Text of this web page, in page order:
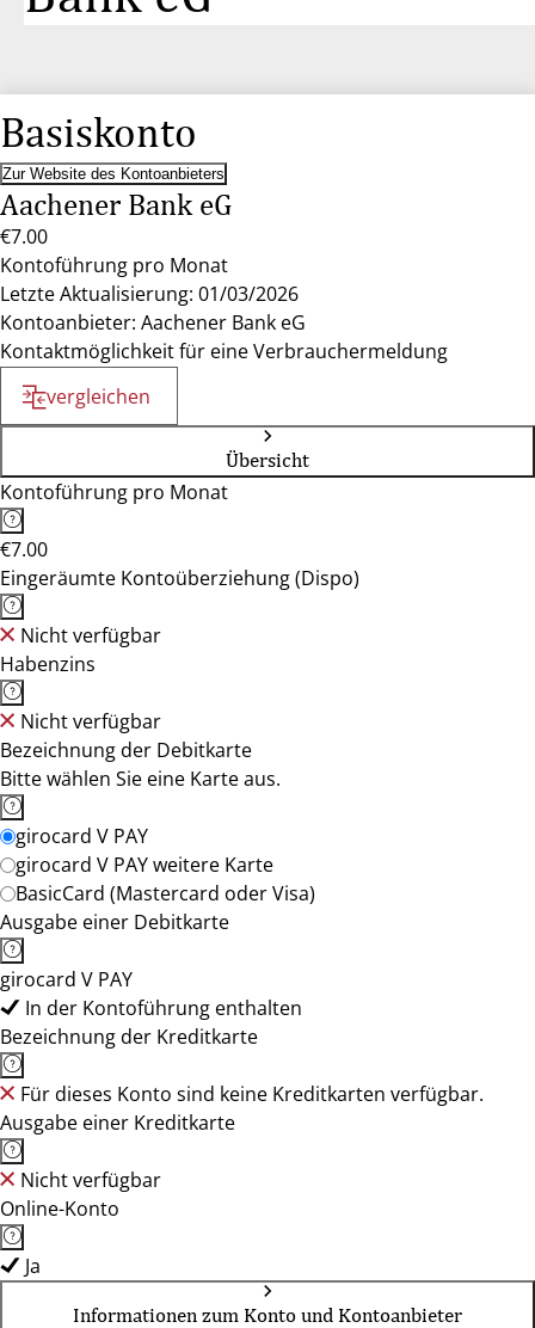
Basiskonto
Zur Website des Kontoanbieters
Aachener Bank eG
€7.00
Kontoführung pro Monat
Letzte Aktualisierung: 01/03/2026
Kontoanbieter: Aachener Bank eG
Kontaktmöglichkeit für eine Verbrauchermeldung
vergleichen
Übersicht
Kontoführung pro Monat
€7.00
Eingeräumte Kontoüberziehung (Dispo)
Nicht verfügbar
Habenzins
Nicht verfügbar
Bezeichnung der Debitkarte
Bitte wählen Sie eine Karte aus.
girocard V PAY
girocard V PAY weitere Karte
BasicCard (Mastercard oder Visa)
Ausgabe einer Debitkarte
girocard V PAY
In der Kontoführung enthalten
Bezeichnung der Kreditkarte
Für dieses Konto sind keine Kreditkarten verfügbar.
Ausgabe einer Kreditkarte
Nicht verfügbar
Online-Konto
Ja
Informationen zum Konto und Kontoanbieter